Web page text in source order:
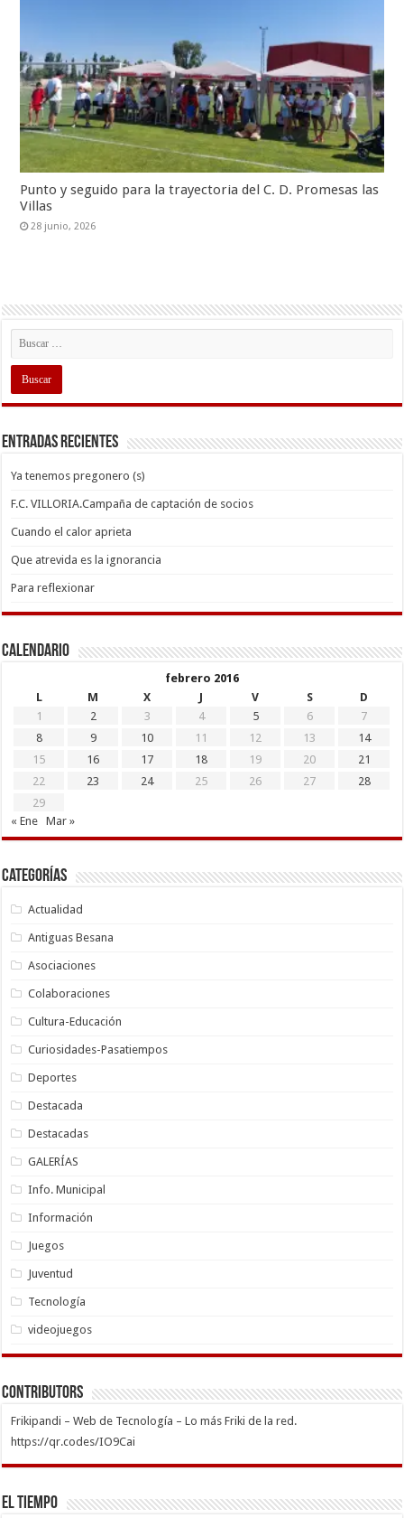
Punto y seguido para la trayectoria del C. D. Promesas las
Villas
28 junio, 2026
Entradas recientes
Ya tenemos pregonero (s)
F.C. VILLORIA.Campaña de captación de socios
Cuando el calor aprieta
Que atrevida es la ignorancia
Para reflexionar
Calendario
febrero 2016
L
M X J V S
D
1
2 3 4 5 6
7
8
9 10 11 12 13
14
15
16 17 18 19 20
21
22
23 24 25 26 27
28
29
« Ene
Mar »
Categorías
Actualidad
Antiguas Besana
Asociaciones
Colaboraciones
Cultura-Educación
Curiosidades-Pasatiempos
Deportes
Destacada
Destacadas
GALERÍAS
Info. Municipal
Información
Juegos
Juventud
Tecnología
videojuegos
Contributors
Frikipandi – Web de Tecnología – Lo más Friki de la red.
https://qr.codes/IO9Cai
El Tiempo